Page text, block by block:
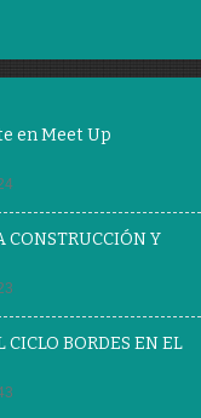
en Meet Up
CONSTRUCCIÓN Y
BORDES EN EL